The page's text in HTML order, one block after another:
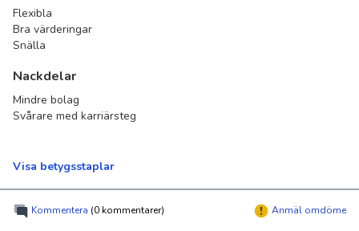
Flexibla
Bra värderingar
Snälla
Nackdelar
Mindre bolag
Svårare med karriärsteg
Visa betygsstaplar
Kommentera (0 kommentarer) Anmäl omdöme